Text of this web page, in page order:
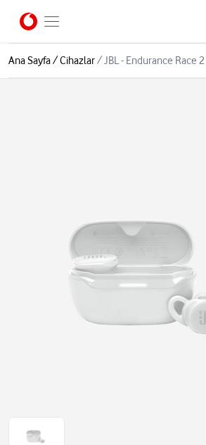
Ana Sayfa/Cihazlar/JBL - Endurance Race 2